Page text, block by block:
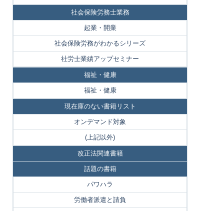
社会保険労務士業務
起業・開業
社会保険労務がわかるシリーズ
社労士業績アップセミナー
福祉・健康
福祉・健康
現在庫のない書籍リスト
オンデマンド対象
(上記以外)
改正法関連書籍
話題の書籍
パワハラ
労働者派遣と請負